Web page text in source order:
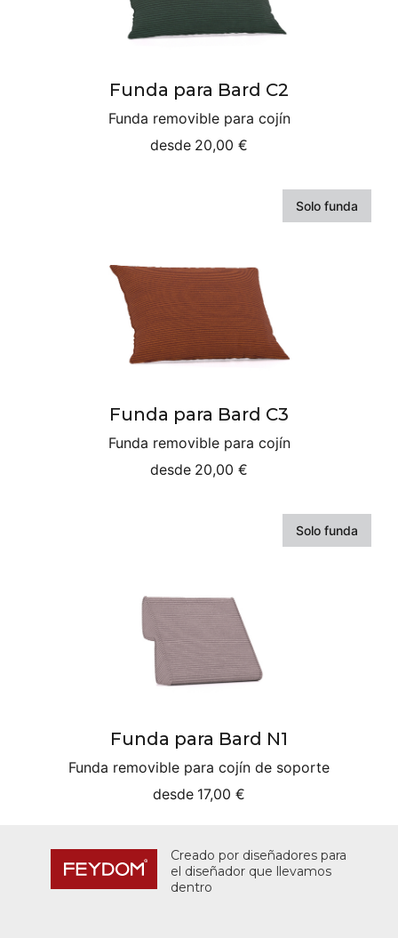
Funda para Bard C2
Funda removible para cojín
desde 20,00 €
Solo funda
Funda para Bard C3
Funda removible para cojín
desde 20,00 €
Solo funda
Funda para Bard N1
Funda removible para cojín de soporte
desde 17,00 €
Creado por diseñadores para
el diseñador que llevamos
dentro